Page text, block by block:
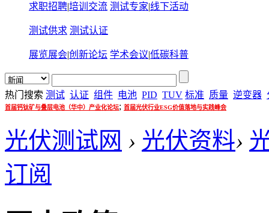
求职招聘|培训交流 测试专家|线下活动
测试供求 测试认证
展览展会|创新论坛 学术会议|低碳科普
热门搜索 测试 认证 组件 电池 PID TUV 标准 质量 逆变器
首届钙钛矿与叠层电池（华中）产业化论坛; 首届光伏行业ESG价值落地与实践峰会
光伏测试网 › 光伏资料›
订阅